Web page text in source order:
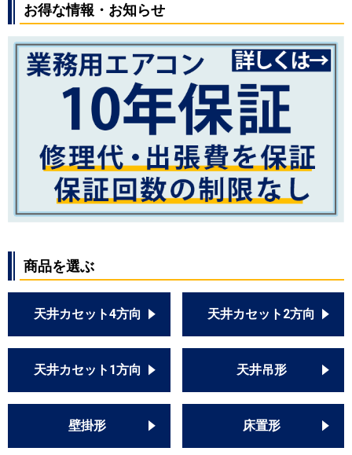
お得な情報・お知らせ
商品を選ぶ
天井カセット4方向 天井カセット2方向
天井カセット1方向 天井吊形
壁掛形 床置形